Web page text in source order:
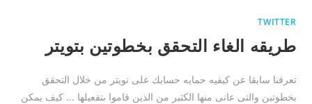
TWITTER
طريقه الغاء التحقق بخطوتين بتويتر
تعرفنا سابقا عن كيفيه حمايه حسابك على تويتر من خلال التحقق
بخطوتين والتى عانى منها الكثير من الذين قاموا بتفعيلها ... كيف يمكن